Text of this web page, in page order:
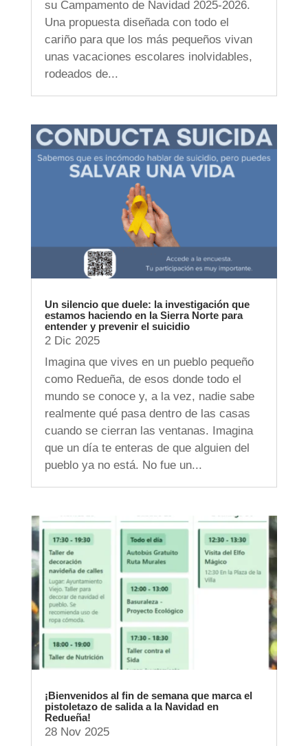
su Campamento de Navidad 2025-2026.
Una propuesta diseñada con todo el
cariño para que los más pequeños vivan
unas vacaciones escolares inolvidables,
rodeados de...
Un silencio que duele: la investigación que
estamos haciendo en la Sierra Norte para
entender y prevenir el suicidio
2 Dic 2025
Imagina que vives en un pueblo pequeño
como Redueña, de esos donde todo el
mundo se conoce y, a la vez, nadie sabe
realmente qué pasa dentro de las casas
cuando se cierran las ventanas. Imagina
que un día te enteras de que alguien del
pueblo ya no está. No fue un...
¡Bienvenidos al fin de semana que marca el
pistoletazo de salida a la Navidad en
Redueña!
28 Nov 2025